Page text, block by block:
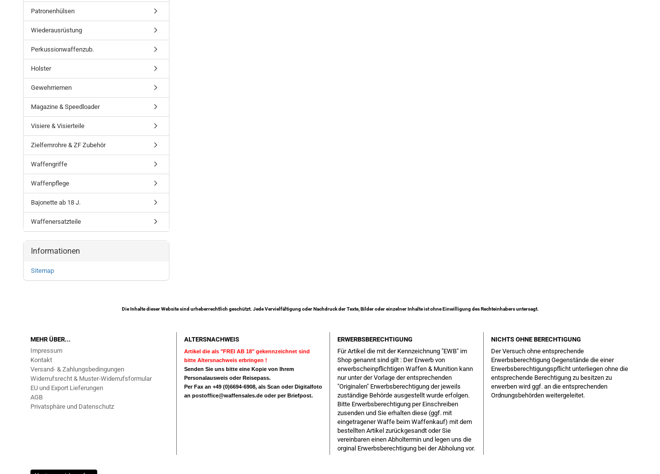
Patronenhülsen
Wiederausrüstung
Perkussionwaffenzub.
Holster
Gewehrriemen
Magazine & Speedloader
Visiere & Visierteile
Zielfernrohre & ZF Zubehör
Waffengriffe
Waffenpflege
Bajonette ab 18 J.
Waffenersatzteile
Informationen
Sitemap
Die Inhalte dieser Website sind urheberrechtlich geschützt. Jede Vervielfältigung oder Nachdruck der Texte, Bilder oder einzelner Inhalte ist ohne Einwilligung des Rechteinhabers untersagt.
MEHR ÜBER...
Impressum
Kontakt
Versand- & Zahlungsbedingungen
Widerrufsrecht & Muster-Widerrufsformular
EU und Export Lieferungen
AGB
Privatsphäre und Datenschutz
ALTERSNACHWEIS
Artikel die als "FREI AB 18" gekennzeichnet sind
bitte Altersnachweis erbringen !
Senden Sie uns bitte eine Kopie von Ihrem
Personalausweis oder Reisepass.
Per Fax an +49 (0)6694-6908, als Scan oder Digitalfoto
an postoffice@waffensales.deoder per Briefpost.
ERWERBSBERECHTIGUNG
Für Artikel die mit der Kennzeichnung "EWB" im
Shop genannt sind gilt : Der Erwerb von
erwerbscheinpflichtigen Waffen & Munition kann
nur unter der Vorlage der entsprechenden
"Originalen" Erwerbsberechtigung der jeweils
zuständige Behörde ausgestellt wurde erfolgen.
Bitte Erwerbsberechtigung per Einschreiben
zusenden und Sie erhalten diese (ggf. mit
eingetragener Waffe beim Waffenkauf) mit dem
bestellten Artikel zurückgesandt oder Sie
vereinbaren einen Abholtermin und legen uns die
orginal Erwerbsberechtigung bei der Abholung vor.
NICHTS OHNE BERECHTIGUNG
Der Versuch ohne entsprechende
Erwerbsberechtigung Gegenstände die einer
Erwerbsberechtigungspflicht unterliegen ohne die
entsprechende Berechtigung zu besitzen zu
erwerben wird ggf. an die entsprechenden
Ordnungsbehörden weitergeleitet.